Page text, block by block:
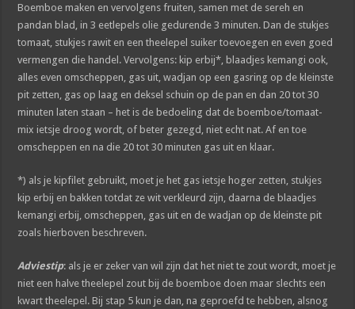
Boemboe maken en vervolgens fruiten, samen met de sereh en
pandan blad, in 3 eetlepels olie gedurende 3 minuten. Dan de stukjes
tomaat, stukjes rawit en een theelepel suiker toevoegen en even goed
vermengen die handel. Vervolgens: kip erbij*, blaadjes kemangi ook,
alles even omscheppen, gas uit, wadjan op een gasring op de kleinste
pit zetten, gas op laag en deksel schuin op de pan en dan 20 tot 30
minuten laten staan – het is de bedoeling dat de boemboe/tomaat-
mix ietsje droog wordt, of beter gezegd, niet echt nat. Af en toe
omscheppen en na die 20 tot 30 minuten gas uit en klaar.
*) als je kipfilet gebruikt, moet je het gas ietsje hoger zetten, stukjes
kip erbij en bakken totdat ze wit verkleurd zijn, daarna de blaadjes
kemangi erbij, omscheppen, gas uit en de wadjan op de kleinste pit
zoals hierboven beschreven.
Adviestip: als je er zeker van wil zijn dat het niet te zout wordt, moet je
niet een halve theelepel zout bij de boemboe doen maar slechts een
kwart theelepel. Bij stap 5 kun je dan, na geproefd te hebben, alsnog